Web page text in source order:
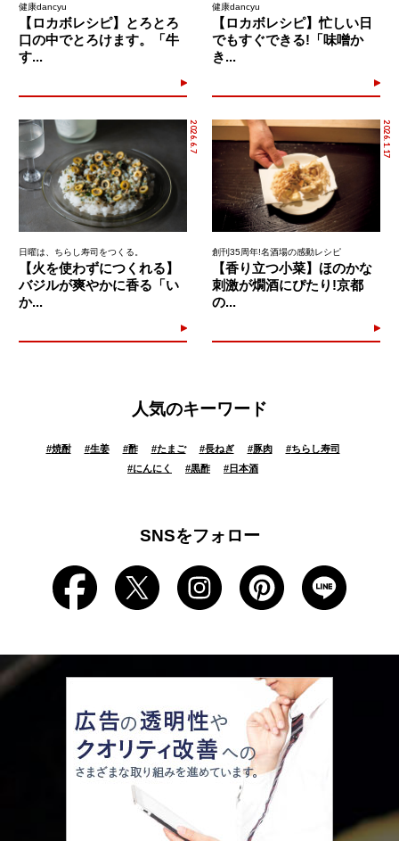
健康dancyu
【ロカボレシピ】とろとろ
口の中でとろけます。「牛
す...
健康dancyu
【ロカボレシピ】忙しい日
でもすぐできる!「味噌か
き...
2026.6.7
日曜は、ちらし寿司をつくる。
【火を使わずにつくれる】
バジルが爽やかに香る「い
か...
2026.1.17
創刊35周年!名酒場の感動レシピ
【香り立つ小菜】ほのかな
刺激が燗酒にぴたり!京都
の...
人気のキーワード
#焼酎 #生姜 #酢 #たまご #長ねぎ #豚肉 #ちらし寿司
#にんにく #黒酢 #日本酒
SNSをフォロー